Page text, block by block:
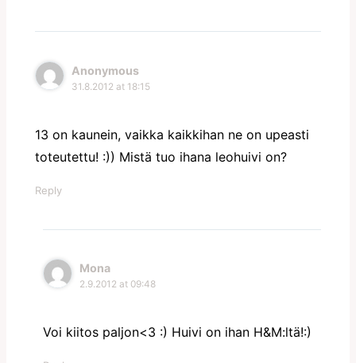
Anonymous
31.8.2012 at 18:15
13 on kaunein, vaikka kaikkihan ne on upeasti
toteutettu! :)) Mistä tuo ihana leohuivi on?
Reply
Mona
2.9.2012 at 09:48
Voi kiitos paljon<3 :) Huivi on ihan H&M:ltä!:)